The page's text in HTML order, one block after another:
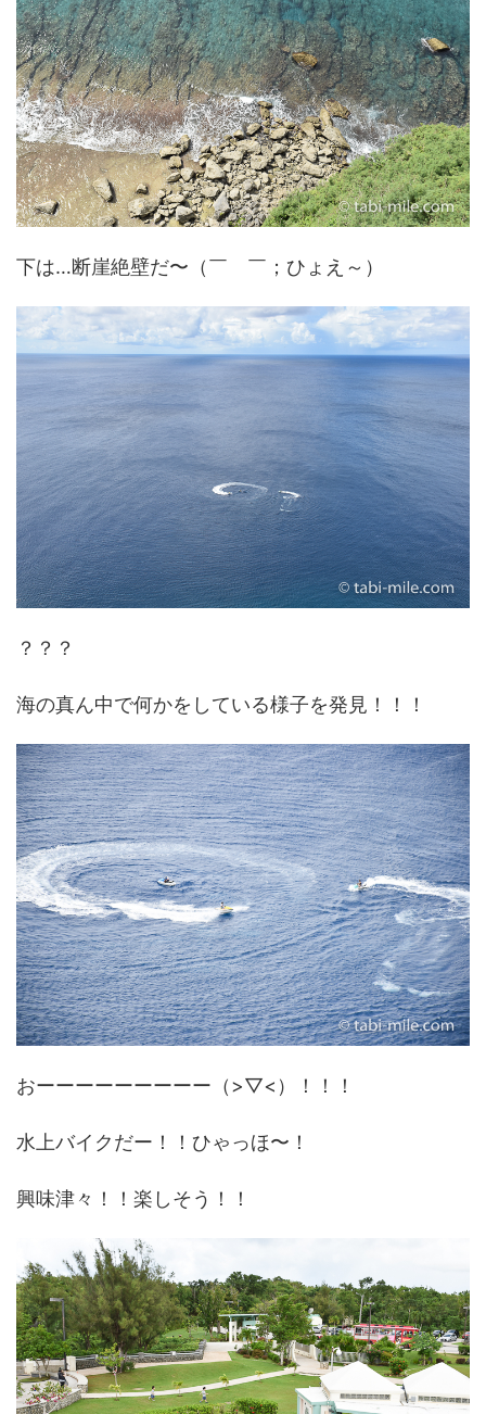
下は…断崖絶壁だ〜（￣ ￣；ひょえ～）
？？？
海の真ん中で何かをしている様子を発見！！！
おーーーーーーーーー（>▽<）！！！
水上バイクだー！！ひゃっほ〜！
興味津々！！楽しそう！！